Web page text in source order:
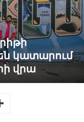
կատարում
վրա